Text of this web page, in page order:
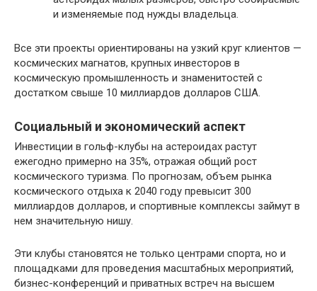
и изменяемые под нужды владельца.
Все эти проекты ориентированы на узкий круг клиентов —
космических магнатов, крупных инвесторов в
космическую промышленность и знаменитостей с
достатком свыше 10 миллиардов долларов США.
Социальный и экономический аспект
Инвестиции в гольф-клубы на астероидах растут
ежегодно примерно на 35%, отражая общий рост
космического туризма. По прогнозам, объем рынка
космического отдыха к 2040 году превысит 300
миллиардов долларов, и спортивные комплексы займут в
нем значительную нишу.
Эти клубы становятся не только центрами спорта, но и
площадками для проведения масштабных мероприятий,
бизнес-конференций и приватных встреч на высшем